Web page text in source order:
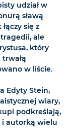
udział w
sławą
się z
ale
który
w liście.
Edyty Stein,
wiary,
podkreślają,
i autorką wielu